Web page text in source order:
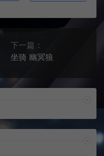
下一篇：
坐骑 幽冥狼